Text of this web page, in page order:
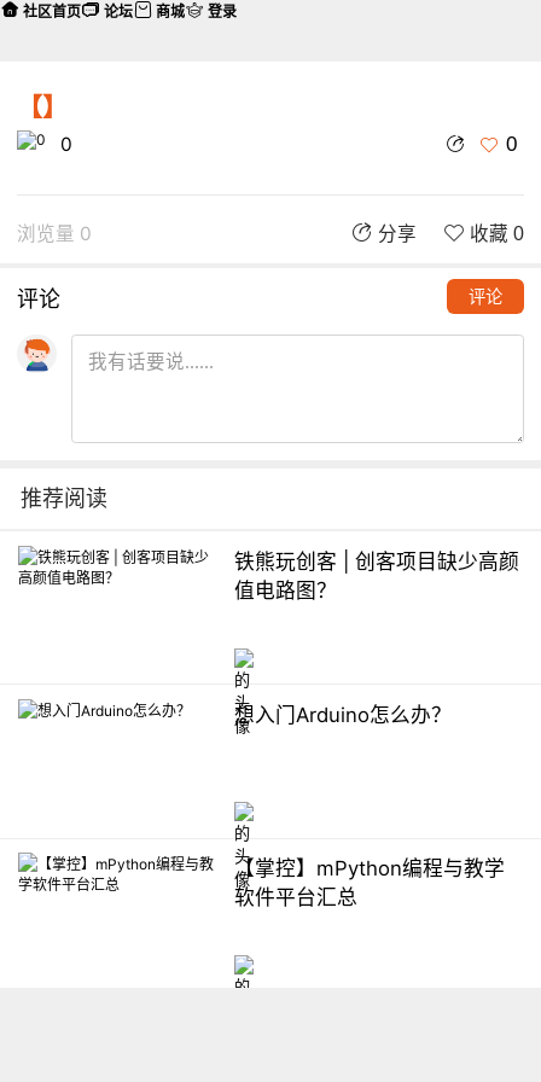
【】
0 0
浏览量 0 分享 收藏 0
评论 评论
推荐阅读
铁熊玩创客 | 创客项目缺少高颜
值电路图？
想入门Arduino怎么办？
【掌控】mPython编程与教学
软件平台汇总
社区首页 论坛 商城 登录